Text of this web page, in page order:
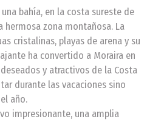
bahía, en la costa sureste de
hermosa zona montañosa. La
cristalinas, playas de arena y su
ha convertido a Moraira en
y atractivos de la Costa
durante las vacaciones sino
año.
impresionante, una amplia